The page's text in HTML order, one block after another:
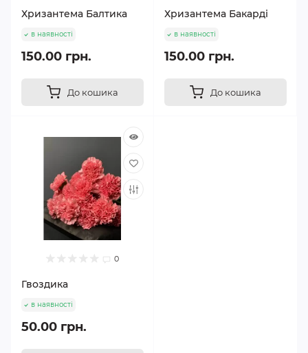
Хризантема Балтика
в наявності
150.00 грн.
До кошика
Хризантема Бакарді
в наявності
150.00 грн.
До кошика
0
Гвоздика
в наявності
50.00 грн.